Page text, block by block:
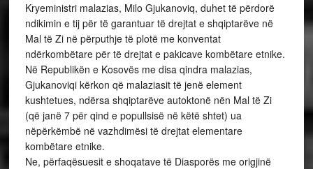
Kryeministri malazias, Milo Gjukanoviq, duhet të përdorë
ndikimin e tij për të garantuar të drejtat e shqiptarëve në
Mal të Zi në përputhje të plotë me konventat
ndërkombëtare për të drejtat e pakicave kombëtare etnike.
Në Republikën e Kosovës me disa qindra malazias,
Gjukanoviqi kërkon që malaziasit të jenë element
kushtetues, ndërsa shqiptarëve autoktonë nën Mal të Zi
(që janë 7 për qind e popullsisë në këtë shtet) ua
nëpërkëmbë në vazhdimësi të drejtat elementare
kombëtare etnike.
Ne, përfaqësuesit e shoqatave të Diasporës me origjinë